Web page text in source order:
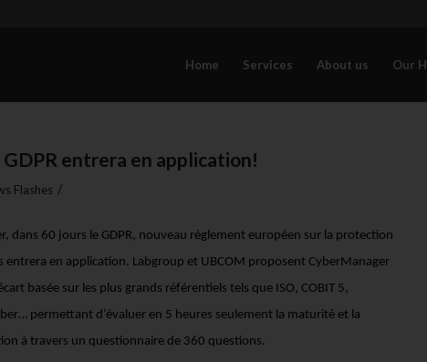
Home Services About us Our
entrera en application!
Flashes /
dans 60 jours le GDPR, nouveau règlement européen sur la protection
entrera en application. Labgroup et UBCOM proposent CyberManager
basée sur les plus grands référentiels tels que ISO, COBIT 5,
permettant d’évaluer en 5 heures seulement la maturité et la
à travers un questionnaire de 360 questions.